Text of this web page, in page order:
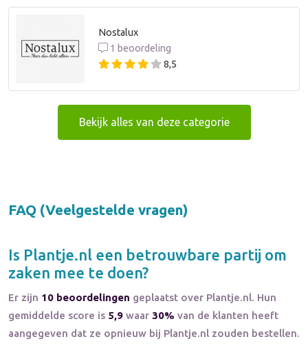
Nostalux
1 beoordeling
8,5
Bekijk alles van deze categorie
FAQ (Veelgestelde vragen)
Is Plantje.nl een betrouwbare partij om
zaken mee te doen?
Er zijn 10 beoordelingen geplaatst over Plantje.nl. Hun
gemiddelde score is 5,9 waar 30% van de klanten heeft
aangegeven dat ze opnieuw bij Plantje.nl zouden bestellen.